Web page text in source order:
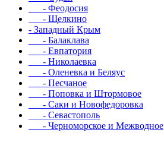
- Феодосия
- Щелкино
- Западный Крым
- Балаклава
- Евпатория
- Николаевка
- Оленевка и Беляус
- Песчаное
- Поповка и Штормовое
- Саки и Новофедоровка
- Севастополь
- Черноморское и Межводное